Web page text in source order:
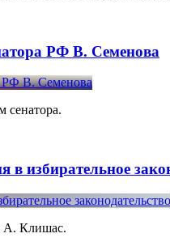
РФ В. Семенова
сенатора.
избирательное
А. Клишас.